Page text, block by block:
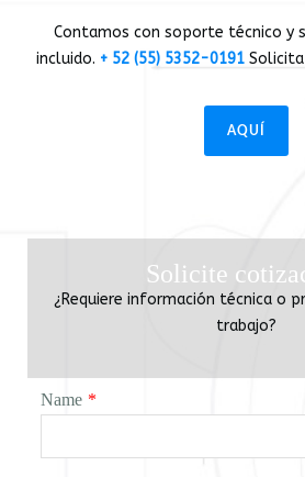
Contamos con soporte técnico y
incluido. + 52 (55) 5352-0191
AQUÍ
Solicite
¿Requiere información técnica o
trabajo?
Name *